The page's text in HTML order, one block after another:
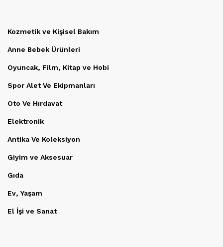
Kozmetik ve Kişisel Bakım
Anne Bebek Ürünleri
Oyuncak, Film, Kitap ve Hobi
Spor Alet Ve Ekipmanları
Oto Ve Hırdavat
Elektronik
Antika Ve Koleksiyon
Giyim ve Aksesuar
Gıda
Ev, Yaşam
El İşi ve Sanat